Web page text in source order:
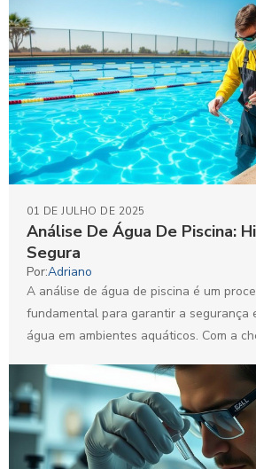
Análise De Água De Piscina:
Segura
01 DE JULHO DE 2025
Por:Adriano
A análise de água de piscina é um
fundamental para garantir a segurança
água em ambientes aquáticos. Com a